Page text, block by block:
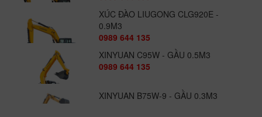
XÚC ĐÀO LIUGONG CLG920E -
0.9M3
0989 644 135
XINYUAN C95W - GẦU 0.5M3
0989 644 135
XINYUAN B75W-9 - GẦU 0.3M3
0989 644 135